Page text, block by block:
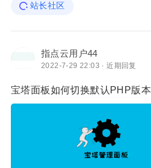
站长社区
指点云用户44
2022-7-29 22:03 · 近期回复
宝塔面板如何切换默认PHP版本